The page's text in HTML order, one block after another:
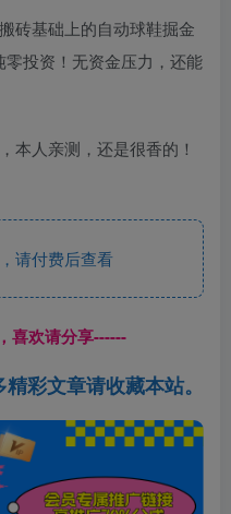
砖基础上的自动球鞋掘金
投资！无资金压力，还能
本人亲测，还是很香的！
请付费后查看
喜欢请分享------
彩文章请收藏本站。